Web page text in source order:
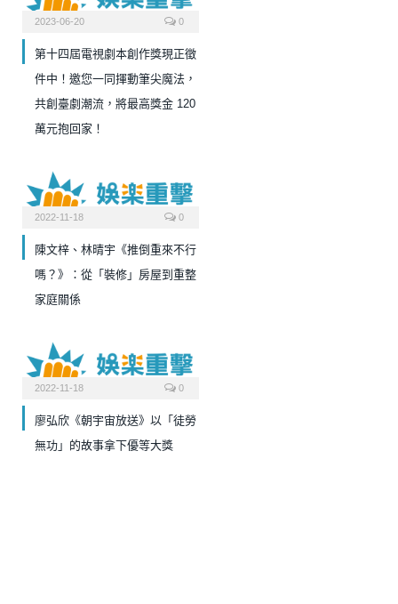
2023-06-20 0
第十四屆電視劇本創作獎現正徵
件中！邀您一同揮動筆尖魔法，
共創臺劇潮流，將最高獎金 120
萬元抱回家！
2022-11-18 0
陳文梓、林晴宇《推倒重來不行
嗎？》：從「裝修」房屋到重整
家庭關係
2022-11-18 0
廖弘欣《朝宇宙放送》以「徒勞
無功」的故事拿下優等大獎